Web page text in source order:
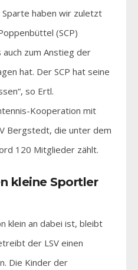
haben wir zuletzt
(SCP)
zum Anstieg der
hat. Der SCP hat seine
so Ertl.
Kooperation mit
Bergstedt, die unter dem
120 Mitglieder zählt.
kleine Sportler
klein an dabei ist, bleibt
der LSV einen
Die Kinder der